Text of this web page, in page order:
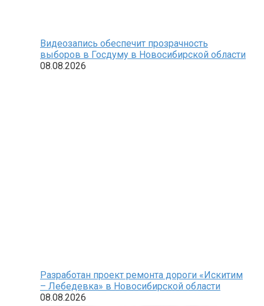
Видеозапись обеспечит прозрачность
выборов в Госдуму в Новосибирской области
08.08.2026
Разработан проект ремонта дороги «Искитим
– Лебедевка» в Новосибирской области
08.08.2026